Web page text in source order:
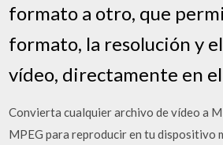
formato a otro, que
formato, la resolución y
vídeo, directamente en
Convierta cualquier archivo de vídeo a
MPEG para reproducir en tu dispositivo